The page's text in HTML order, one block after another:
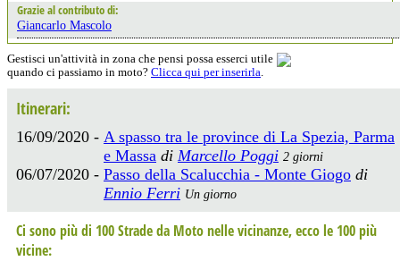
Grazie al contributo di:
Giancarlo Mascolo
Gestisci un'attività in zona che pensi possa esserci utile
quando ci passiamo in moto? Clicca qui per inserirla.
Itinerari:
16/09/2020 - A spasso tra le province di La Spezia, Parma
e Massa di Marcello Poggi 2 giorni
06/07/2020 - Passo della Scalucchia - Monte Giogo di
Ennio Ferri Un giorno
Ci sono più di 100 Strade da Moto nelle vicinanze, ecco le 100 più
vicine: